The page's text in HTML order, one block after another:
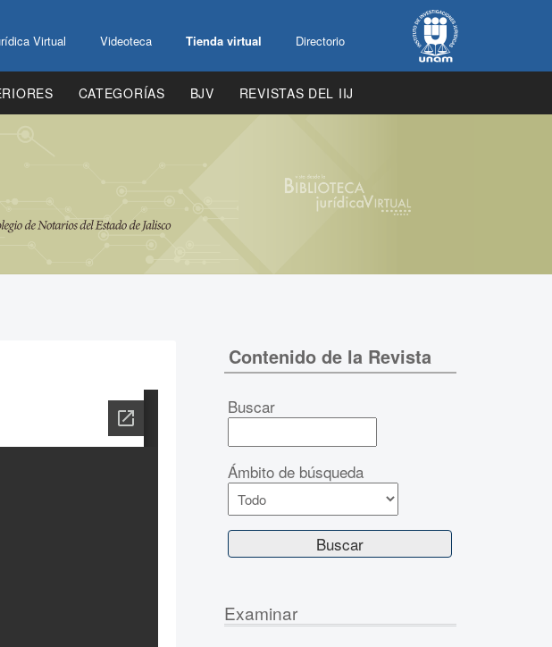
Virtual Videoteca Tienda virtual Directorio
CATEGORÍAS BJV REVISTAS DEL IIJ
Contenido de la Revista
Buscar
Ámbito de búsqueda
Examinar